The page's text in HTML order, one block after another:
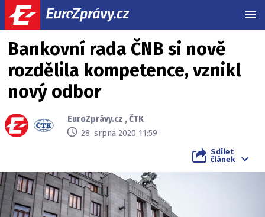
Bankovní rada ČNB si nově
rozdělila kompetence, vznikl
nový odbor
EuroZprávy.cz ,ČTK
28. srpna 2020 11:59
Sdílet
článek